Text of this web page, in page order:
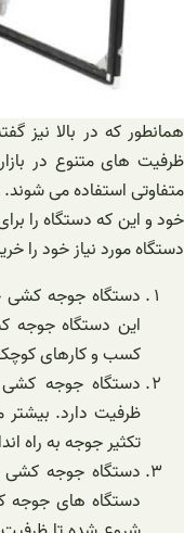
همانطور که در بالا
ظرفیت های متنوع در
متفاوتی استفاده می شوند.
خود و این که دستگاه را
دستگاه مورد نیاز خود را
این دستگاه جوجه
کسب و کارهای
ظرفیت دارد.
تکثیر جوجه به راه
دستگاه جوجه کشی